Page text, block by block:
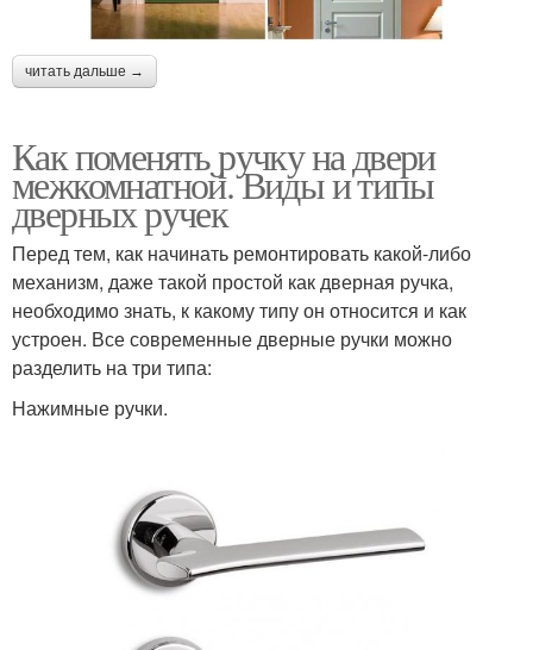
читать дальше →
Как поменять ручку на двери
межкомнатной. Виды и типы
дверных ручек
Перед тем, как начинать ремонтировать какой-либо
механизм, даже такой простой как дверная ручка,
необходимо знать, к какому типу он относится и как
устроен. Все современные дверные ручки можно
разделить на три типа:
Нажимные ручки.